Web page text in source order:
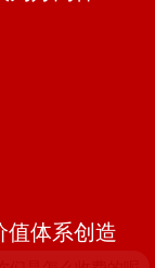
值体系创造